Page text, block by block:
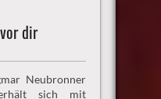
dir
Neubronner
sich mit